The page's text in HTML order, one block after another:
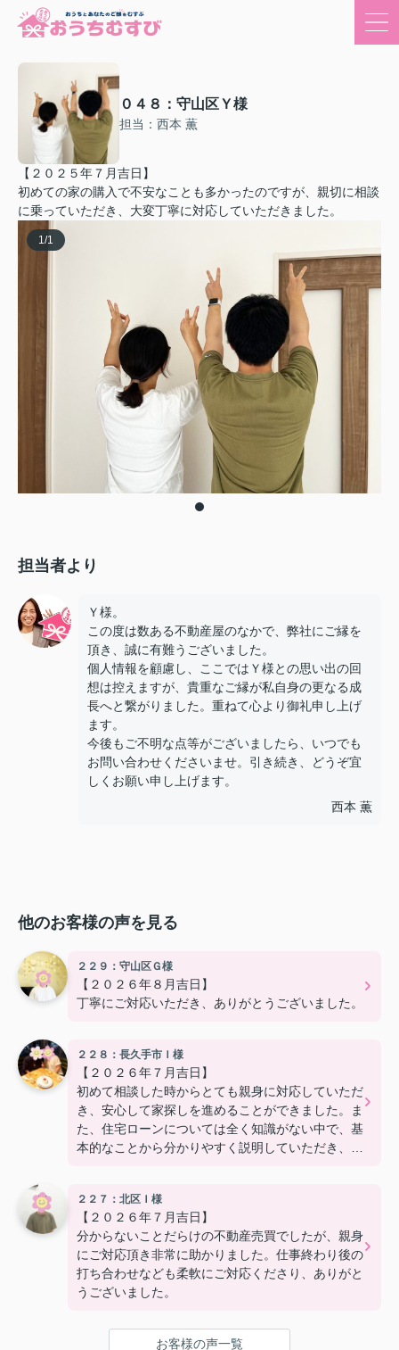
０４８：守山区Ｙ様
担当：西本 薫
【２０２５年７月吉日】
初めての家の購入で不安なことも多かったのですが、親切に相談
に乗っていただき、大変丁寧に対応していただきました。
1/1
担当者より
Ｙ様。
この度は数ある不動産屋のなかで、弊社にご縁を
頂き、誠に有難うございました。
個人情報を顧慮し、ここではＹ様との思い出の回
想は控えますが、貴重なご縁が私自身の更なる成
長へと繋がりました。重ねて心より御礼申し上げ
ます。
今後もご不明な点等がございましたら、いつでも
お問い合わせくださいませ。引き続き、どうぞ宜
しくお願い申し上げます。
西本 薫
他のお客様の声を見る
２２９：守山区Ｇ様
【２０２６年８月吉日】
丁寧にご対応いただき、ありがとうございました。
２２８：長久手市Ｉ様
【２０２６年７月吉日】
初めて相談した時からとても親身に対応していただ
き、安心して家探しを進めることができました。ま
た、住宅ローンについては全く知識がない中で、基
本的なことから分かりやすく説明していただき、銀
２２７：北区Ｉ様
【２０２６年７月吉日】
分からないことだらけの不動産売買でしたが、親身
にご対応頂き非常に助かりました。仕事終わり後の
打ち合わせなども柔軟にご対応くださり、ありがと
うございました。
お客様の声一覧